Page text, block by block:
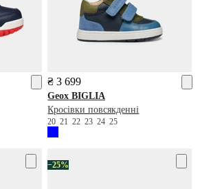
₴ 3 699
Geox BIGLIA
Кросівки повсякденні
202122232425
−25%